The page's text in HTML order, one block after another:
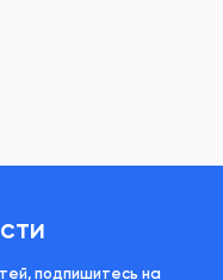
подпишитесь на